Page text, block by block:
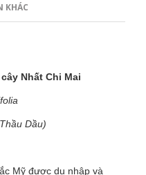
KHÁC
Nhất Chi Mai
Dầu)
Mỹ được du nhập và